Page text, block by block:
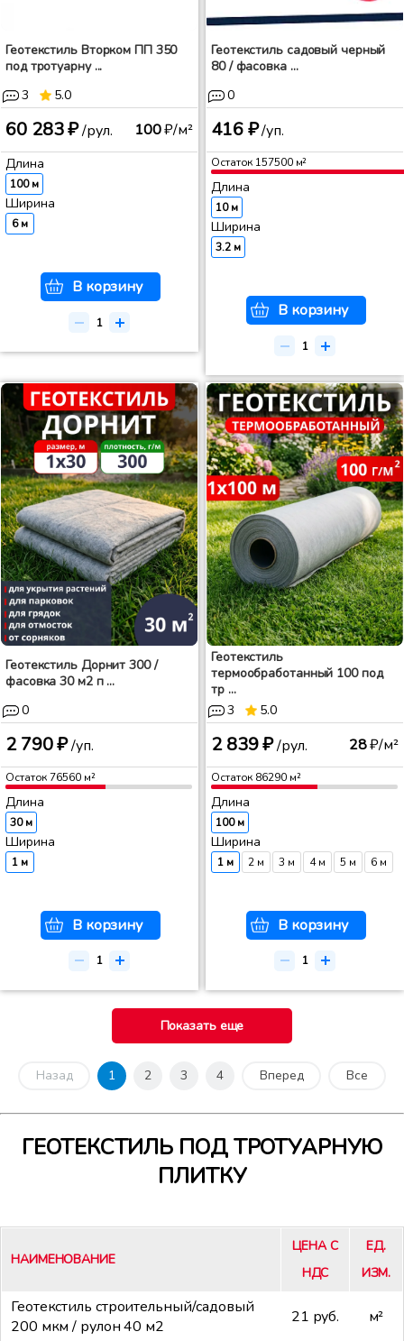
Геотекстиль Вторком ПП 350
под тротуарну ...
3
5.0
60 283 ₽/рул. 100₽/м²
Длина
100 м
Ширина
6 м
В корзину
Геотекстиль садовый черный
80 / фасовка ...
0
416 ₽/уп.
Остаток 157500м²
Длина
10 м
Ширина
3.2 м
В корзину
Геотекстиль Дорнит 300 /
фасовка 30 м2 п ...
0
2 790 ₽/уп.
Остаток76560м²
Длина
30 м
Ширина
1 м
В корзину
Геотекстиль
термообработанный 100 под
тр ...
3
5.0
2 839 ₽/рул. 28₽/м²
Остаток 86290м²
Длина
100 м
Ширина
1 м 2 м 3 м 4 м 5 м 6 м
В корзину
Показать еще
Назад 1 2 3 4 Вперед Все
ГЕОТЕКСТИЛЬ ПОД ТРОТУАРНУЮ
ПЛИТКУ
НАИМЕНОВАНИЕ
ЦЕНА С
НДС
ЕД.
ИЗМ.
Геотекстиль строительный/садовый
200 мкм / рулон 40 м2
21 руб. м²